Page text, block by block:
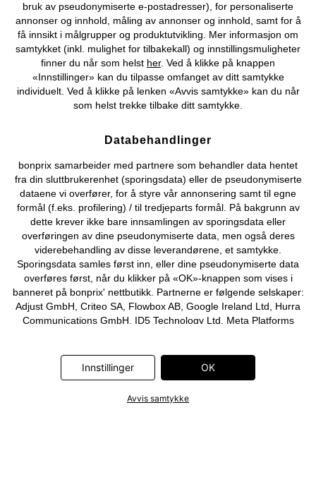
Kjøpsvilkår Personopplysninger Cookie-innstillinger
Om Oss Angre kjøp
©2026 bonprix.
bruk av pseudonymiserte e-postadresser), for personaliserte
annonser og innhold, måling av annonser og innhold, samt for å
få innsikt i målgrupper og produktutvikling. Mer informasjon om
samtykket (inkl. mulighet for tilbakekall) og innstillingsmuligheter
finner du når som helst her. Ved å klikke på knappen
«Innstillinger» kan du tilpasse omfanget av ditt samtykke
individuelt. Ved å klikke på lenken «Avvis samtykke» kan du når
som helst trekke tilbake ditt samtykke.
Databehandlinger
bonprix samarbeider med partnere som behandler data hentet
fra din sluttbrukerenhet (sporingsdata) eller de pseudonymiserte
dataene vi overfører, for å styre vår annonsering samt til egne
formål (f.eks. profilering) / til tredjeparts formål. På bakgrunn av
dette krever ikke bare innsamlingen av sporingsdata eller
overføringen av dine pseudonymiserte data, men også deres
viderebehandling av disse leverandørene, et samtykke.
Sporingsdata samles først inn, eller dine pseudonymiserte data
overføres først, når du klikker på «OK»-knappen som vises i
banneret på bonprix' nettbutikk. Partnerne er følgende selskaper:
Adjust GmbH, Criteo SA, Flowbox AB, Google Ireland Ltd, Hurra
Communications GmbH, ID5 Technology Ltd, Meta Platforms
Technologies UK Ltd. Ytterligere informasjon om
databehandlingene utført av disse partnerne finner du i
lenke i banneret.
Innstillinger OK
Avvis samtykke